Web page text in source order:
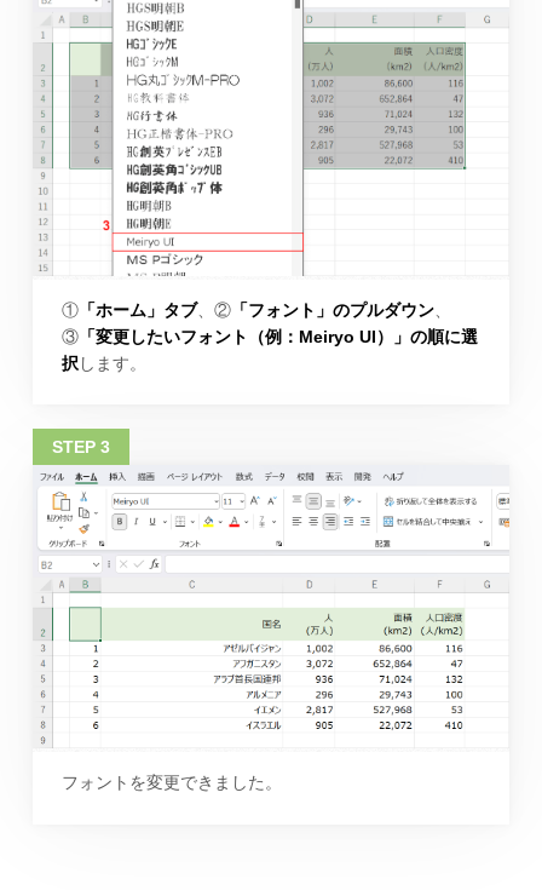
①「ホーム」タブ、②「フォント」のプルダウン、
③「変更したいフォント（例：Meiryo UI）」の順に選
択 します。
フォントを変更できました。